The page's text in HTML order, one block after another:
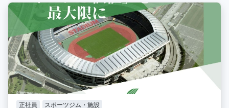
正社員 スポーツジム・施設